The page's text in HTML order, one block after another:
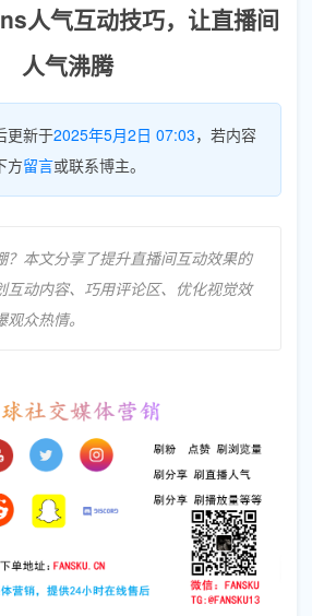
人气互动技巧，让直播间
人气沸腾
更新于2025年5月2日 07:03，若内容
方留言或联系博主。
？本文分享了提升直播间互动效果的
互动内容、巧用评论区、优化视觉效
众热情。